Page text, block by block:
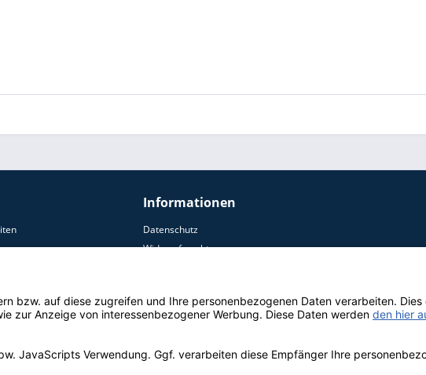
Informationen
Datenschutz
Widerrufsrecht
Impressum